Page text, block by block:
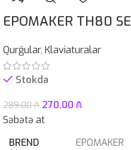
EPOMAKER TH80 SE
Qurğular, Klaviaturalar
Stokda
289.00₼ 270.00 ₼
Səbətə at
BREND
EPOMAKER